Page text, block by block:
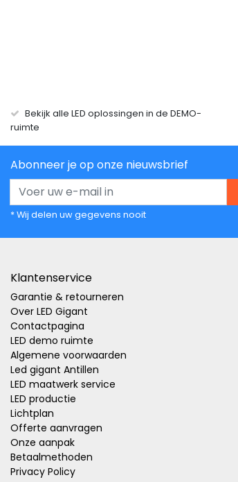
Bekijk alle LED oplossingen in de DEMO-
ruimte
Abonneer je op onze nieuwsbrief
* Wij delen uw gegevens nooit
Klantenservice
Garantie & retourneren
Over LED Gigant
Contactpagina
LED demo ruimte
Algemene voorwaarden
Led gigant Antillen
LED maatwerk service
LED productie
Lichtplan
Offerte aanvragen
Onze aanpak
Betaalmethoden
Privacy Policy